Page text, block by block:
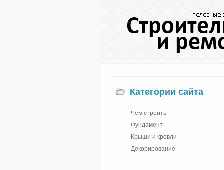
Категории сайта
Чем строить
Фундамент
Крыши и кровли
Декорирование